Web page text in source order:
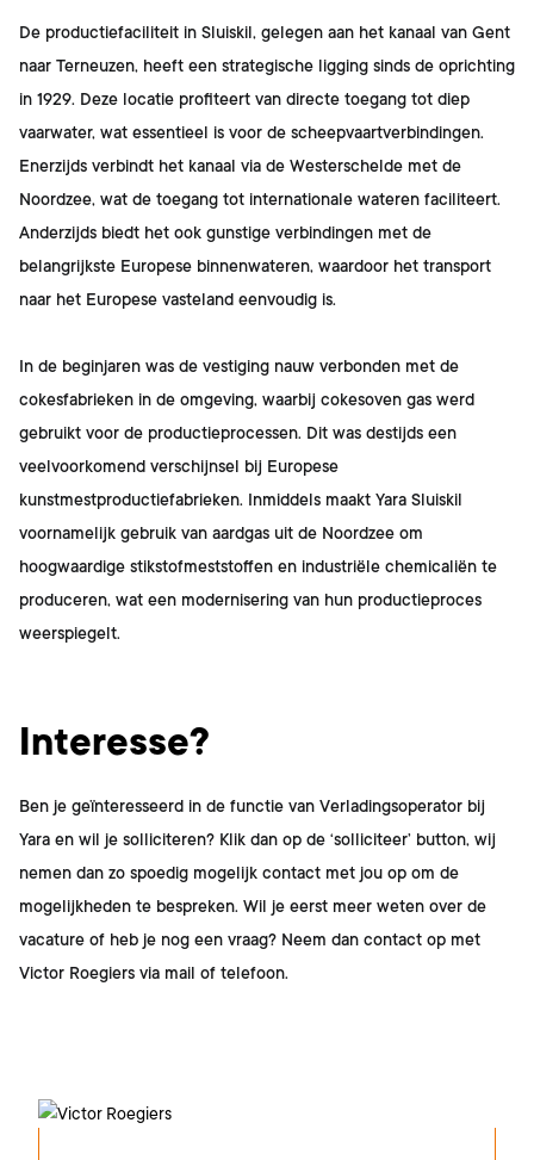
De productiefaciliteit in Sluiskil, gelegen aan het kanaal van Gent
naar Terneuzen, heeft een strategische ligging sinds de oprichting
in 1929. Deze locatie profiteert van directe toegang tot diep
vaarwater, wat essentieel is voor de scheepvaartverbindingen.
Enerzijds verbindt het kanaal via de Westerschelde met de
Noordzee, wat de toegang tot internationale wateren faciliteert.
Anderzijds biedt het ook gunstige verbindingen met de
belangrijkste Europese binnenwateren, waardoor het transport
naar het Europese vasteland eenvoudig is.
In de beginjaren was de vestiging nauw verbonden met de
cokesfabrieken in de omgeving, waarbij cokesoven gas werd
gebruikt voor de productieprocessen. Dit was destijds een
veelvoorkomend verschijnsel bij Europese
kunstmestproductiefabrieken. Inmiddels maakt Yara Sluiskil
voornamelijk gebruik van aardgas uit de Noordzee om
hoogwaardige stikstofmeststoffen en industriële chemicaliën te
produceren, wat een modernisering van hun productieproces
weerspiegelt.
Interesse?
Ben je geïnteresseerd in de functie van Verladingsoperator bij
Yara en wil je solliciteren? Klik dan op de ‘solliciteer’ button, wij
nemen dan zo spoedig mogelijk contact met jou op om de
mogelijkheden te bespreken. Wil je eerst meer weten over de
vacature of heb je nog een vraag? Neem dan contact op met
Victor Roegiers via mail of telefoon.